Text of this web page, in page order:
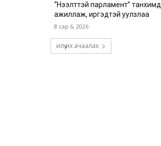
“Нээлттэй парламент” танхимд
ажиллаж, иргэдтэй уулзлаа
8 сар 6, 2026
илүү их ачаалах